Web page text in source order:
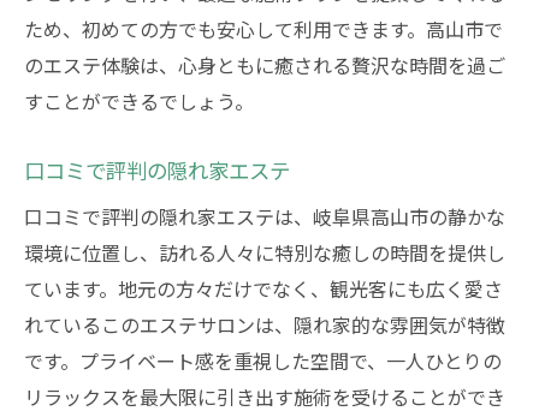
ため、初めての方でも安心して利用できます。高山市で
のエステ体験は、心身ともに癒される贅沢な時間を過ご
すことができるでしょう。
口コミで評判の隠れ家エステ
口コミで評判の隠れ家エステは、岐阜県高山市の静かな
環境に位置し、訪れる人々に特別な癒しの時間を提供し
ています。地元の方々だけでなく、観光客にも広く愛さ
れているこのエステサロンは、隠れ家的な雰囲気が特徴
です。プライベート感を重視した空間で、一人ひとりの
リラックスを最大限に引き出す施術を受けることができ